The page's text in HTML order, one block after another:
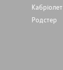
Кабріолет
Родстер